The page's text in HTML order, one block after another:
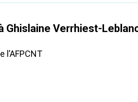
Ghislaine Verrhiest-
l’AFPCNT